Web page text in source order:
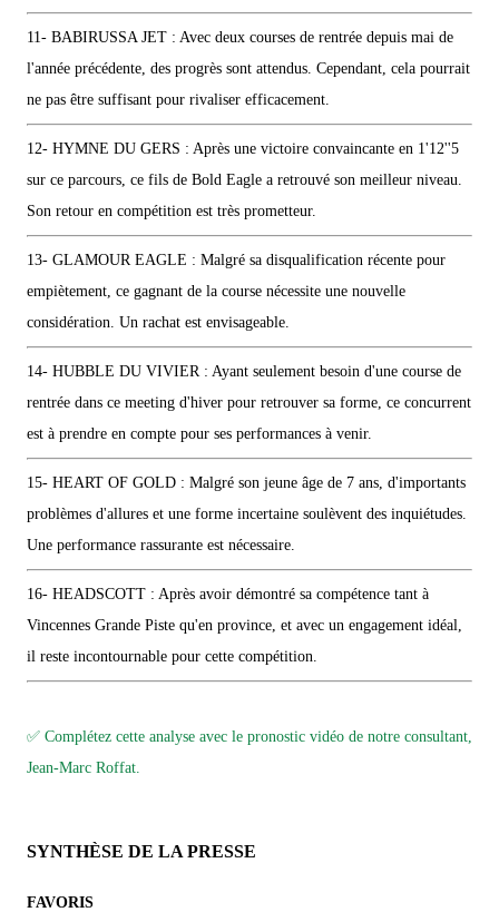
11- BABIRUSSA JET : Avec deux courses de rentrée depuis mai de
l'année précédente, des progrès sont attendus. Cependant, cela pourrait
ne pas être suffisant pour rivaliser efficacement.
12- HYMNE DU GERS : Après une victoire convaincante en 1'12''5
sur ce parcours, ce fils de Bold Eagle a retrouvé son meilleur niveau.
Son retour en compétition est très prometteur.
13- GLAMOUR EAGLE : Malgré sa disqualification récente pour
empiètement, ce gagnant de la course nécessite une nouvelle
considération. Un rachat est envisageable.
14- HUBBLE DU VIVIER : Ayant seulement besoin d'une course de
rentrée dans ce meeting d'hiver pour retrouver sa forme, ce concurrent
est à prendre en compte pour ses performances à venir.
15- HEART OF GOLD : Malgré son jeune âge de 7 ans, d'importants
problèmes d'allures et une forme incertaine soulèvent des inquiétudes.
Une performance rassurante est nécessaire.
16- HEADSCOTT : Après avoir démontré sa compétence tant à
Vincennes Grande Piste qu'en province, et avec un engagement idéal,
il reste incontournable pour cette compétition.
✅ Complétez cette analyse avec le pronostic vidéo de notre consultant,
Jean-Marc Roffat.
SYNTHÈSE DE LA PRESSE
FAVORIS